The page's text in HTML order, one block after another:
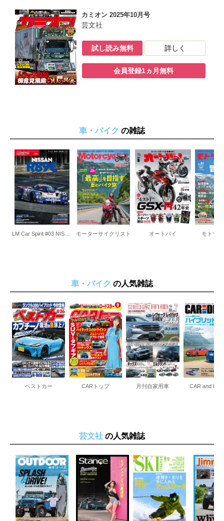
カミオン 2025年10月号
芸文社
試し読み無料 詳しく
会員登録1ヵ月無料
車・バイク の雑誌
モーターサイクリスト オートバイ モトツ
車・バイク の人気雑誌
ベストカー CARトップ 月刊自家用車 CAR and
芸文社 の人気雑誌